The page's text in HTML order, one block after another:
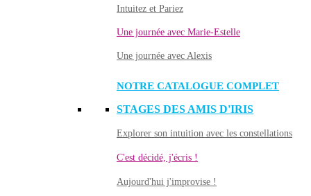
Intuitez et Pariez
Une journée avec Marie-Estelle
Une journée avec Alexis
NOTRE CATALOGUE COMPLET
STAGES DES AMIS D'IRIS
Explorer son intuition avec les constellations
C'est décidé, j'écris !
Aujourd'hui j'improvise !